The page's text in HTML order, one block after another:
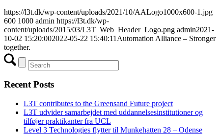
https://l3t.dk/wp-content/uploads/2021/10/AALogo1000x600-1.jpg
600 1000 admin https://l3t.dk/wp-
content/uploads/2015/03/L3T_Web_Header_Logo.png admin2021-
10-02 15:20:002022-05-22 15:40:11 Automation Alliance – Stronger
together.
Recent Posts
L3T contributes to the Greensand Future project
L3T udvider samarbejdet med uddannelsesinstitutioner og
tilføjer praktikanter fra UCL
Level 3 Technologies flytter til Munkehatten 28 – Odense